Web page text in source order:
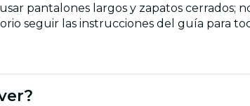
pantalones largos y zapatos cerrados;
seguir las instrucciones del guía para